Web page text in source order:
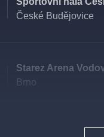
České Budějovice
Starez Arena
Brno